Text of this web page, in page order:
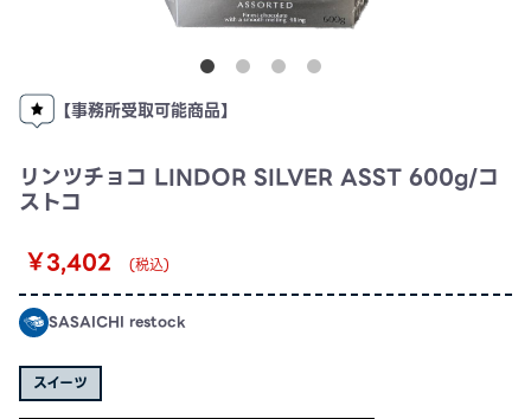
【事務所受取可能商品】
リンツチョコ LINDOR SILVER ASST 600g/コ
ストコ
￥3,402
(税込)
SASAICHI restock
スイーツ